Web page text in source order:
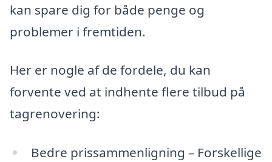
kan spare dig for både penge og
problemer i fremtiden.
Her er nogle af de fordele, du kan
forvente ved at indhente flere tilbud på
tagrenovering:
Bedre prissammenligning – Forskellige